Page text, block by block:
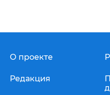
О проекте
Редакция